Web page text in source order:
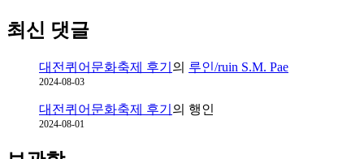
최신 댓글
대전퀴어문화축제 후기 의 루인/ruin S.M. Pae
2024-08-03
대전퀴어문화축제 후기 의 행인
2024-08-01